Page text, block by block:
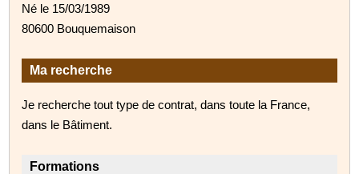
Né le 15/03/1989
80600 Bouquemaison
Ma recherche
Je recherche tout type de contrat, dans toute la France,
dans le Bâtiment.
Formations